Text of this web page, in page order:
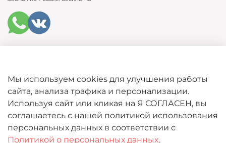
Покупателям
Информация
Мы используем cookies для улучшения работы
сайта, анализа трафика и персонализации.
Используя сайт или кликая на Я СОГЛАСЕН, вы
соглашаетесь с нашей политикой использования
персональных данных в соответствии с
Политикой о персональных данных.